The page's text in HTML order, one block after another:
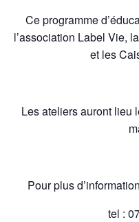
Ce programme
l’association Label Vie,
et les
Les ateliers auront lieu
Pour plus
tel :